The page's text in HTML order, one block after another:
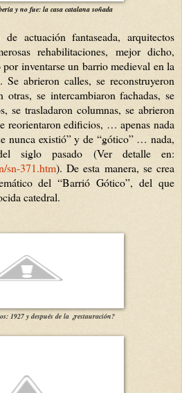
y no fue: la casa catalana soñada
actuación fantaseada, arquitectos
rehabilitaciones, mejor dicho,
inventarse un barrio medieval en la
Se abrieron calles, se reconstruyeron
otras, se intercambiaron fachadas, se
se trasladaron columnas, se abrieron
reorientaron edificios, … apenas nada
nunca existió” y de “gótico” … nada,
siglo pasado (Ver detalle en:
sn-371.htm).De esta manera, se crea
del “Barrió Gótico”, del que
catedral.
1927 y después de la ¿restauración?